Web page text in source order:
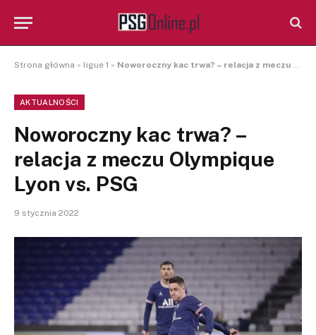
Strona główna » ligue 1 » Noworoczny kac trwa? – relacja z meczu Olympique Lyon vs. PSG
AKTUALNOŚCI
Noworoczny kac trwa? –
relacja z meczu Olympique
Lyon vs. PSG
9 stycznia 2022